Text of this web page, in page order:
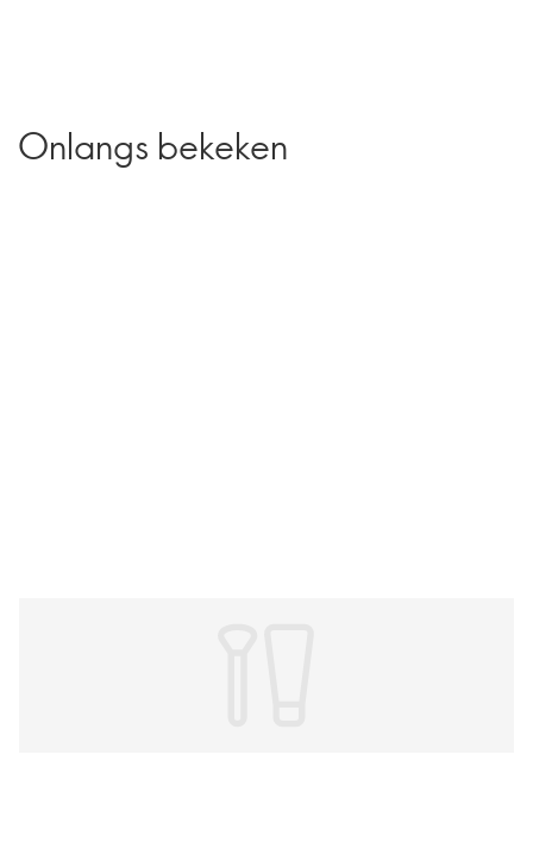
Onlangs bekeken